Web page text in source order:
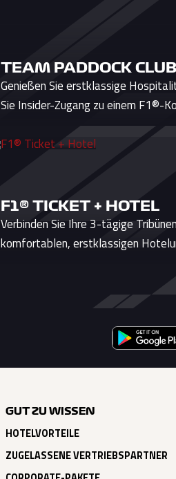
F1® TICKET + HOTEL
Verbinden Sie Ihre 3-tägige
komfortablen, erstklassigen
TEAM PADDOCK CLUB
Genießen Sie erstklassige
Sie Insider-Zugang zu einem F1®-
GUT ZU WISSEN
HOTELVORTEILE
ZUGELASSENE VERTRIEBSPARTNER